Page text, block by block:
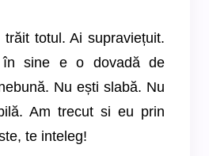
totul. Ai supraviețuit.
sine e o dovadă de
Nu ești slabă. Nu
Am trecut si eu prin
te inteleg!